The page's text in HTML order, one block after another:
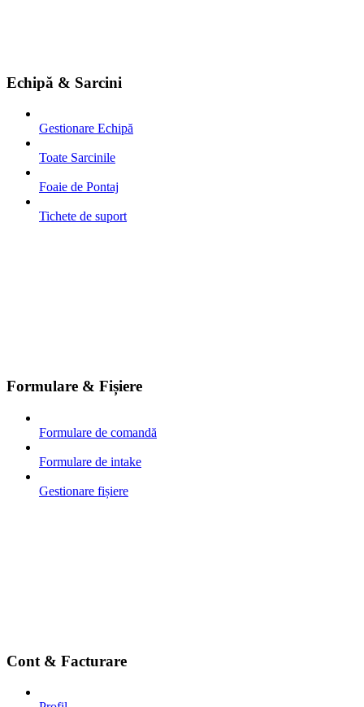
Echipă & Sarcini
Gestionare Echipă
Toate Sarcinile
Foaie de Pontaj
Tichete de suport
Formulare & Fișiere
Formulare de comandă
Formulare de intake
Gestionare fișiere
Cont & Facturare